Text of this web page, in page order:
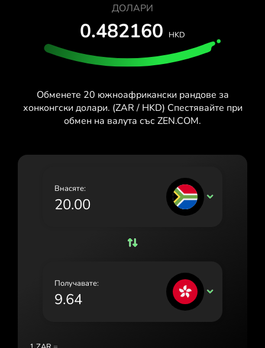
France (Français)
Ireland (English)
Κύπρος (Ελληνικά)
Magyarország (Magyar)
Nederland (Nederlands)
România (Română)
Sverige (Svenska)
Карти и планове
Разработчици
ТЕСТВАЙ БЕЗПЛАТНО
ПОМОЩЕН ЦЕНТЪР
ДОЛАРИ
0.482160 HKD
Обменете 20 южноафрикански рандове за
хонконгски долари. (ZAR / HKD) Спестявайте при
обмен на валута със ZEN.COM.
Внасяте:
ZAR
Получавате:
HKD